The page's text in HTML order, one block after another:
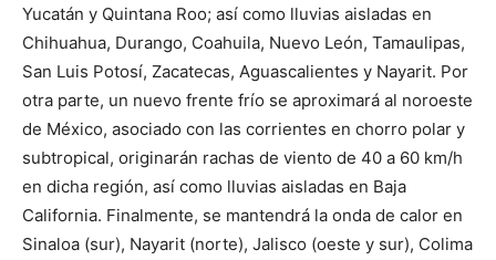
Yucatán y Quintana Roo; así como lluvias aisladas en
Chihuahua, Durango, Coahuila, Nuevo León, Tamaulipas,
San Luis Potosí, Zacatecas, Aguascalientes y Nayarit. Por
otra parte, un nuevo frente frío se aproximará al noroeste
de México, asociado con las corrientes en chorro polar y
subtropical, originarán rachas de viento de 40 a 60 km/h
en dicha región, así como lluvias aisladas en Baja
California. Finalmente, se mantendrá la onda de calor en
Sinaloa (sur), Nayarit (norte), Jalisco (oeste y sur), Colima